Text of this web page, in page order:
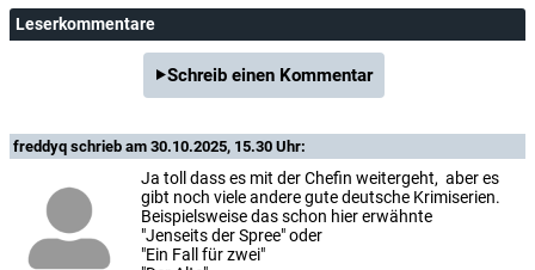
Leserkommentare
Schreib einen Kommentar
freddyq schrieb am 30.10.2025, 15.30 Uhr:
Ja toll dass es mit der Chefin weitergeht, aber es
gibt noch viele andere gute deutsche Krimiserien.
Beispielsweise das schon hier erwähnte
"Jenseits der Spree" oder
"Ein Fall für zwei"